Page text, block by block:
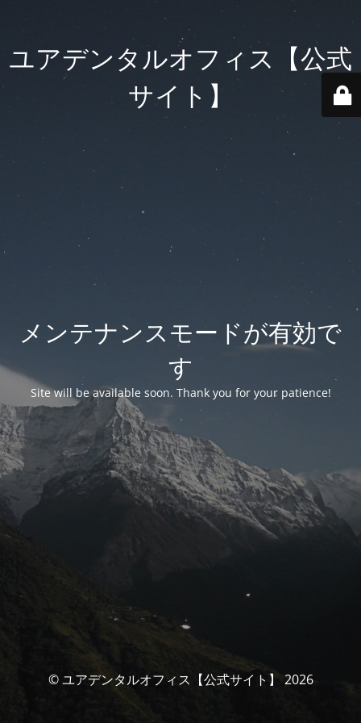
ユアデンタルオフィス【公式
サイト】
メンテナンスモードが有効で
す
Site will be available soon. Thank you for your patience!
© ユアデンタルオフィス【公式サイト】 2026